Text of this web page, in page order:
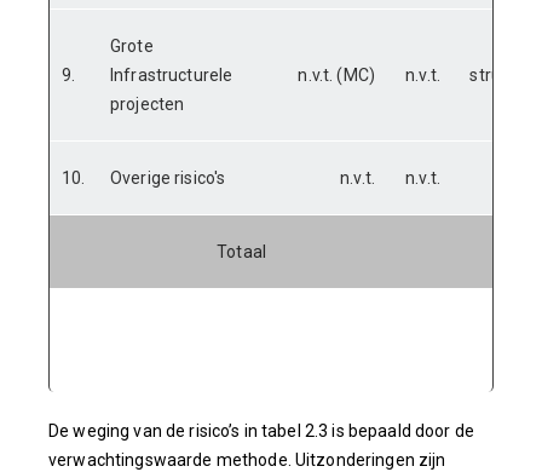
9.
Grote
Infrastructurele
projecten
n.v.t. (MC) n.v.t.
10. Overige risico's n.v.t. n.v.t.
Totaal
De weging van de risico’s in tabel 2.3 is bepaald door de
verwachtingswaarde methode. Uitzonderingen zijn